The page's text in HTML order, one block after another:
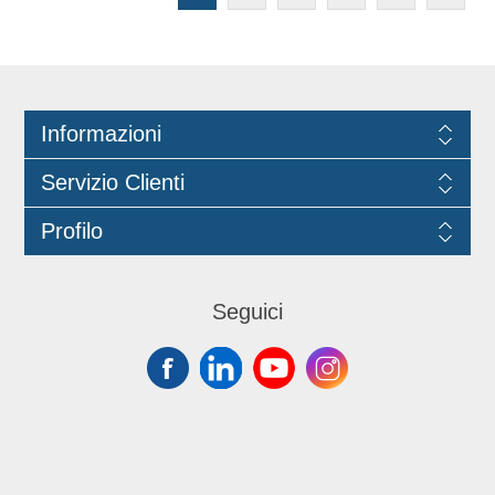
Informazioni
Servizio Clienti
Profilo
Seguici